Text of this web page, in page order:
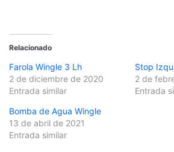
Relacionado
Farola Wingle 3 Lh
2 de diciembre de 2020
Entrada similar
Stop
2 de
Entrada
Bomba de Agua Wingle
13 de abril de 2021
Entrada similar